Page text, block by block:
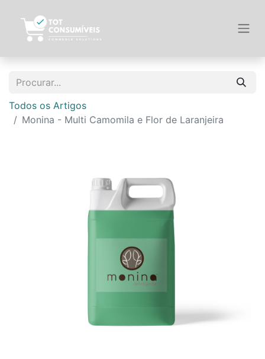
Todos os Artigos
Monina - Multi Camomila e Flor de Laranjeira